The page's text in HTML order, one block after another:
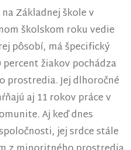
Základnej škole v
školskom roku vedie
pôsobí, má špecifický
žiakov pochádza
prostredia. Jej dlhoročné
aj 11 rokov práce v
Aj keď dnes
jej srdce stále